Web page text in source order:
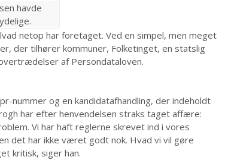
havde
netop har foretaget. Ved en simpel, men meget
der tilhører kommuner, Folketinget, en statslig
af Persondataloven.
nummer og en kandidatafhandling, der indeholdt
har efter henvendelsen straks taget affære:
Vi har haft reglerne skrevet ind i vores
det har ikke været godt nok. Hvad vi vil gøre
kritisk, siger han.